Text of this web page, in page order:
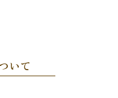
いて